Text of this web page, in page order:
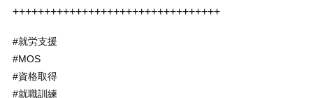
+++++++++++++++++++++++++++++++++
#就労支援
#MOS
#資格取得
#就職訓練